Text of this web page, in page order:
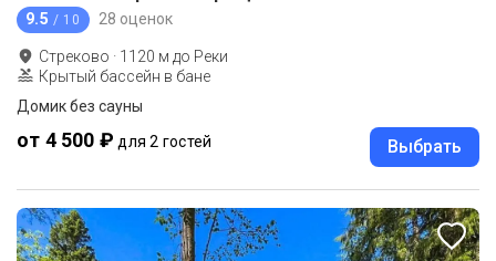
9.5 / 10 28 оценок
Стреково · 1120 м до Реки
Крытый бассейн в бане
Домик без сауны
от 4 500 ₽ для 2 гостей Выбрать